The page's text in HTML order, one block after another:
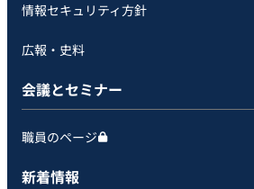
情報セキュリティ方針
広報・史料
会議とセミナー
職員のページ
新着情報